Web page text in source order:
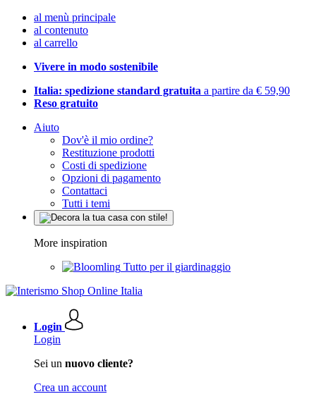
al menù principale
al contenuto
al carrello
Vivere in modo sostenibile
Italia: spedizione standard gratuita a partire da € 59,90
Reso gratuito
Aiuto
Dov'è il mio ordine?
Restituzione prodotti
Costi di spedizione
Opzioni di pagamento
Contattaci
Tutti i temi
More inspiration
Tutto per il giardinaggio
Login
Login
Sei un nuovo cliente?
Crea un account